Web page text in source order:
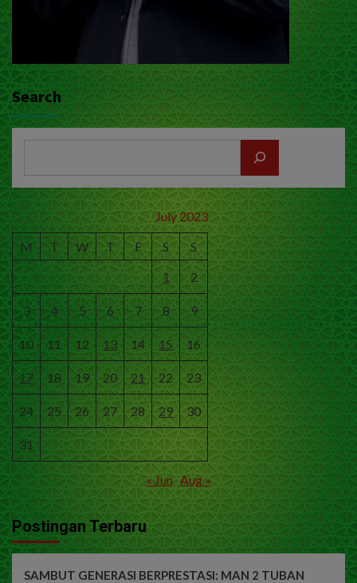
Search
July 2023
M
T W T F S
S
1
2
3 4 5 6 7 8 9
10 11 12 13 14 15 16
17 18 19 20 21 22 23
24 25 26 27 28 29 30
31
« Jun Aug »
Postingan Terbaru
SAMBUT GENERASI BERPRESTASI: MAN 2 TUBAN